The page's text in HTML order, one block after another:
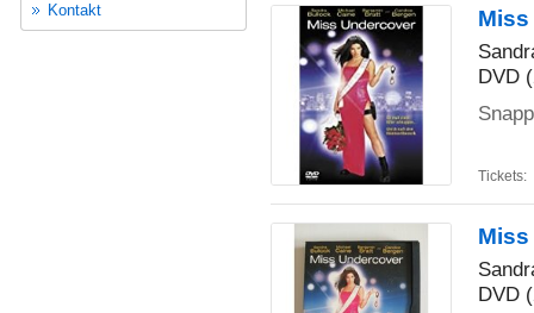
Kontakt
DVD
Tickets:
DVD